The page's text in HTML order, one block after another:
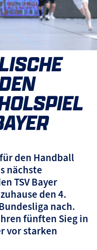
den Handball
nächste
TSV Bayer
den 4.
nach.
fünften Sieg in
vor starken